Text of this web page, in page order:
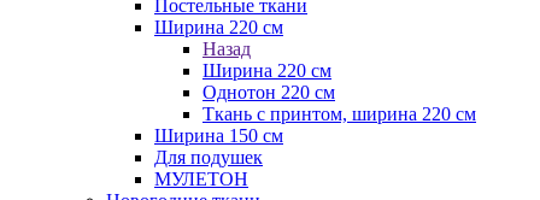
Постельные ткани
Ширина 220 см
Назад
Ширина 220 см
Однотон 220 см
Ткань с принтом, ширина 220 см
Ширина 150 см
Для подушек
МУЛЕТОН